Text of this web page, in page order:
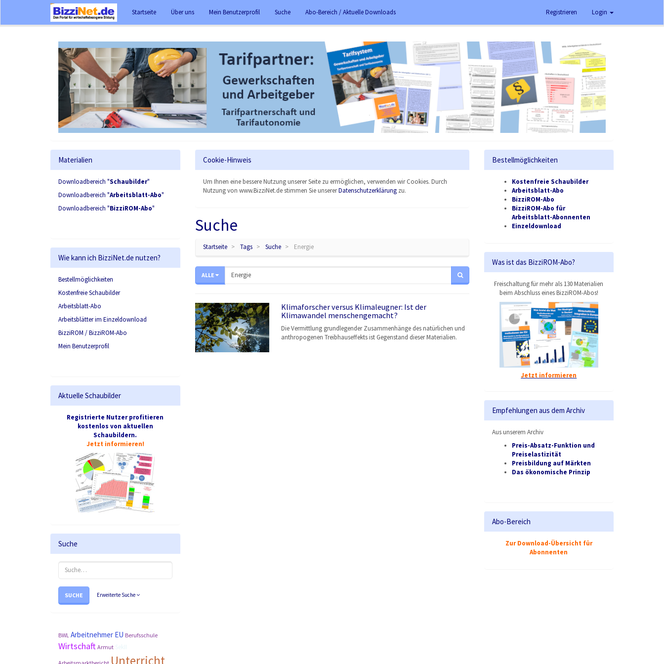
Startseite Über uns Mein Benutzerprofil Suche Abo-Bereich / Aktuelle Downloads Registrieren Login
Materialien
Downloadbereich "Schaubilder"
Downloadbereich "Arbeitsblatt-Abo"
Downloadbereich "BizziROM-Abo"
Wie kann ich BizziNet.de nutzen?
Bestellmöglichkeiten
Kostenfreie Schaubilder
Arbeitsblatt-Abo
Arbeitsblätter im Einzeldownload
BizziROM / BizziROM-Abo
Mein Benutzerprofil
Aktuelle Schaubilder
Registrierte Nutzer profitieren
kostenlos von aktuellen
Schaubildern.
Jetzt informieren!
Suche
SUCHE Erweiterte Suche
BWL Arbeitnehmer EU Berufsschule
Wirtschaft Armut
Unterricht
Cookie-Hinweis
Um Ihnen eine bessere Nutzung unserer Seite zu ermöglichen, verwenden wir Cookies. Durch
Nutzung von www.BizziNet.de stimmen Sie unsererDatenschutzerklärungzu.
Suche
Startseite Tags Suche Energie
ALLE
Klimaforscher versus Klimaleugner: Ist der
Klimawandel menschengemacht?
Die Vermittlung grundlegender Zusammenhänge des natürlichen und
anthropogenen Treibhauseffekts ist Gegenstand dieser Materialien.
Bestellmöglichkeiten
Kostenfreie Schaubilder
Arbeitsblatt-Abo
BizziROM-Abo
BizziROM-Abo für
Arbeitsblatt-Abonnenten
Einzeldownload
Was ist das BizziROM-Abo?
Freischaltung für mehr als 130 Materialien
beim Abschluss eines BizziROM-Abos!
Jetzt informieren
Empfehlungen aus dem Archiv
Aus unserem Archiv
Preis-Absatz-Funktion und
Preiselastizität
Preisbildung auf Märkten
Das ökonomische Prinzip
Abo-Bereich
Zur Download-Übersicht für
Abonnenten